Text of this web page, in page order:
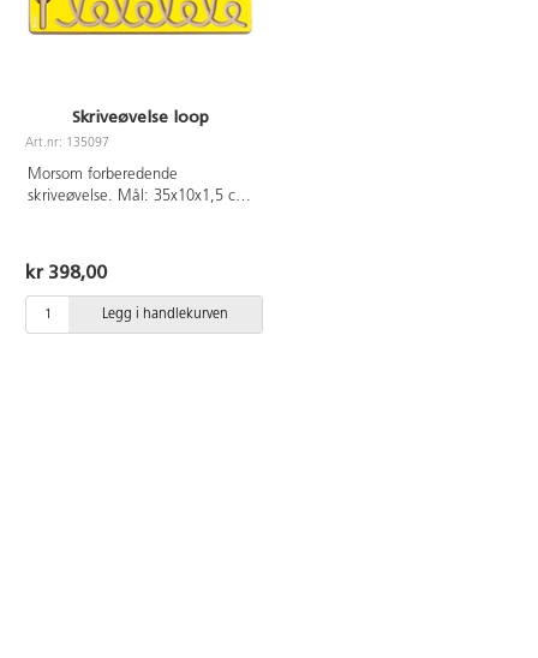
Skriveøvelse loop
Art.nr: 135097
Morsom forberedende
skriveøvelse. Mål: 35x10x1,5 cm.
kr 398,00
Legg i handlekurven